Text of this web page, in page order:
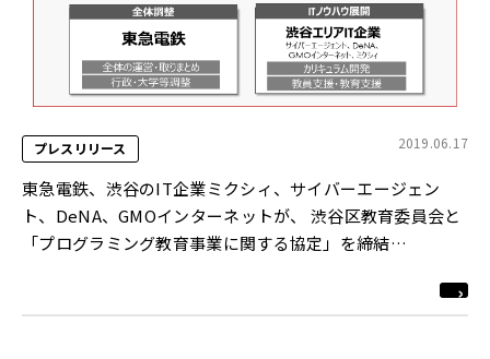
プレスリリース 2019.06.17
東急電鉄、渋谷のIT企業ミクシィ、サイバーエージェン
ト、DeNA、GMOインターネットが、 渋谷区教育委員会と
「プログラミング教育事業に関する協定」を締結